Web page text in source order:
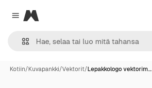
Close menu
Magnific
Kotiin/Kuvapankki/Vektorit/Lepakkologo vektorim…